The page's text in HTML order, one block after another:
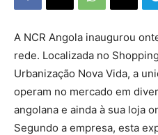
A NCR Angola inaugurou
rede. Localizada no
Urbanização Nova Vida, a
operam no mercado em
angolana e ainda à sua loja
Segundo a empresa, esta